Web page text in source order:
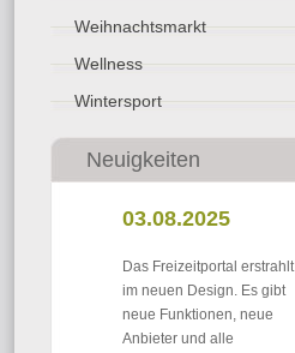
Weihnachtsmarkt
Wellness
Wintersport
Neuigkeiten
03.08.2025
Das Freizeitportal erstrahlt
im neuen Design. Es gibt
neue Funktionen, neue
Anbieter und alle